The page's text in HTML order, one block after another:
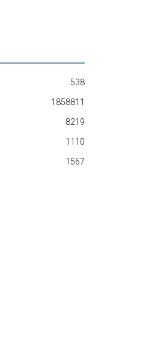
538
1858811
8219
1110
1567